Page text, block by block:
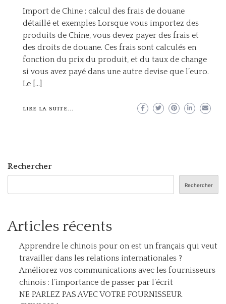
Import de Chine : calcul des frais de douane
détaillé et exemples Lorsque vous importez des
produits de Chine, vous devez payer des frais et
des droits de douane. Ces frais sont calculés en
fonction du prix du produit, et du taux de change
si vous avez payé dans une autre devise que l’euro.
Le […]
LIRE LA SUITE...
Rechercher
Rechercher
Articles récents
Apprendre le chinois pour on est un français qui veut
travailler dans les relations internationales ?
Améliorez vos communications avec les fournisseurs
chinois : l’importance de passer par l’écrit
NE PARLEZ PAS AVEC VOTRE FOURNISSEUR